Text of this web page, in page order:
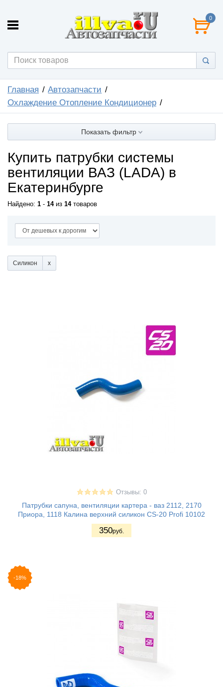
0
Главная
Автозапчасти
Охлаждение Отопление Кондиционер
Показать фильтр
Купить патрубки системы
вентиляции ВАЗ (LADA) в
Екатеринбурге
Найдено: 1 - 14из 14товаров
Силикон
Отзывы: 0
Патрубки сапуна, вентиляции картера - ваз 2112, 2170
Приора, 1118 Калина верхний силикон CS-20 Profi 10102
350руб.
-18%